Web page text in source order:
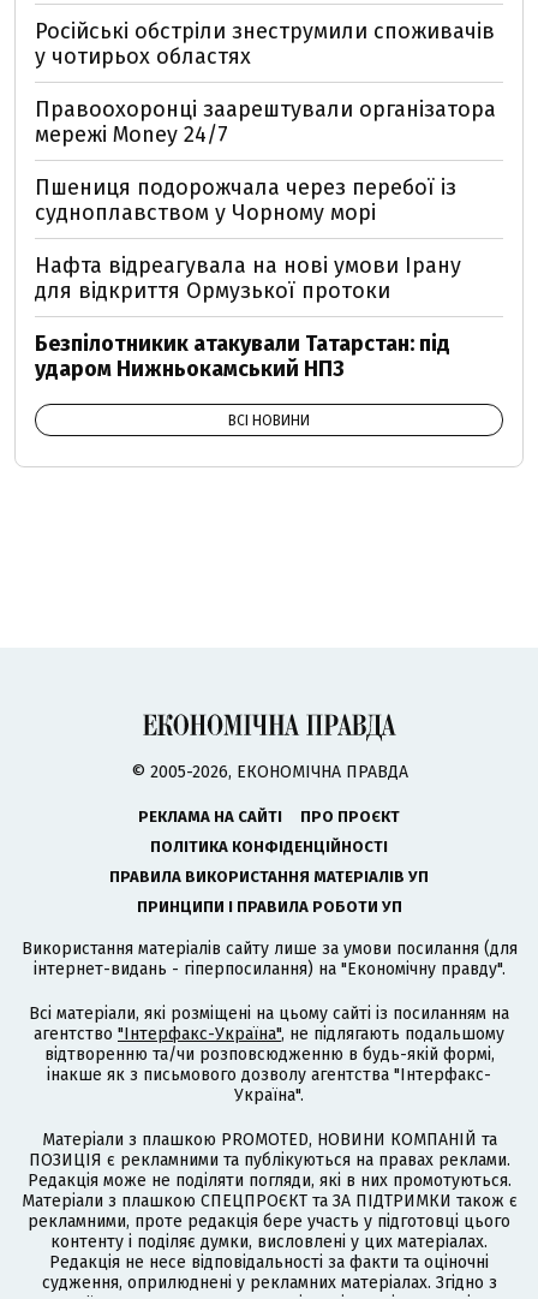
Російські обстріли знеструмили споживачів
у чотирьох областях
Правоохоронці заарештували організатора
мережі Money 24/7
Пшениця подорожчала через перебої із
судноплавством у Чорному морі
Нафта відреагувала на нові умови Ірану
для відкриття Ормузької протоки
Безпілотникик атакували Татарстан: під
ударом Нижньокамський НПЗ
ВСІ НОВИНИ
© 2005-2026, ЕКОНОМІЧНА ПРАВДА
РЕКЛАМА НА САЙТІ
ПРО ПРОЄКТ
ПОЛІТИКА КОНФІДЕНЦІЙНОСТІ
ПРАВИЛА ВИКОРИСТАННЯ МАТЕРІАЛІВ УП
ПРИНЦИПИ І ПРАВИЛА РОБОТИ УП
Використання матеріалів сайту лише за умови посилання (для
інтернет-видань - гіперпосилання) на "Економічну правду".
Всі матеріали, які розміщені на цьому сайті із посиланням на
агентство "Інтерфакс-Україна", не підлягають подальшому
відтворенню та/чи розповсюдженню в будь-якій формі,
інакше як з письмового дозволу агентства "Інтерфакс-
Україна".
Матеріали з плашкою PROMOTED, НОВИНИ КОМПАНІЙ та
ПОЗИЦІЯ є рекламними та публікуються на правах реклами.
Редакція може не поділяти погляди, які в них промотуються.
Матеріали з плашкою СПЕЦПРОЄКТ та ЗА ПІДТРИМКИ також є
рекламними, проте редакція бере участь у підготовці цього
контенту і поділяє думки, висловлені у цих матеріалах.
Редакція не несе відповідальності за факти та оціночні
судження, оприлюднені у рекламних матеріалах. Згідно з